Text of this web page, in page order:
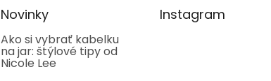
Novinky
Ako si vybrať kabelku
na jar: štýlové tipy od
Nicole Lee
Instagram